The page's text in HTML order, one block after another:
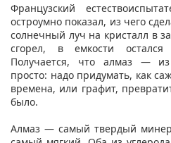
Французский
остроумно показал, из чего
солнечный луч на кристалл в
сгорел, в емкости остался
Получается, что алмаз — из
просто: надо придумать, как
времена, или графит,
было.
Алмаз — самый твердый